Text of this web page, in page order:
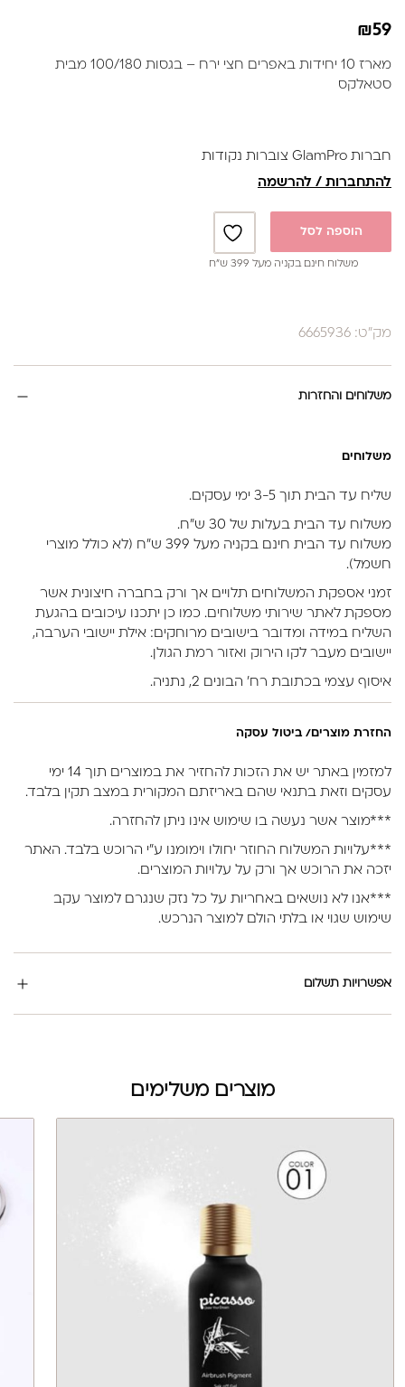
₪59
מארז 10 יחידות באפרים חצי ירח – בגסות 100/180 מבית
סטאלקס
חברות GlamPro צוברות נקודות
להתחברות / להרשמה
הוספה לסל
משלוח חינם בקניה מעל 399 ש”ח
מק"ט: 6665936
משלוחים והחזרות
משלוחים
שליח עד הבית תוך 3-5 ימי עסקים.
משלוח עד הבית בעלות של 30 ש״ח.
משלוח עד הבית חינם בקניה מעל 399 ש״ח (לא כולל מוצרי
חשמל).
זמני אספקת המשלוחים תלויים אך ורק בחברה חיצונית אשר
מספקת לאתר שירותי משלוחים. כמו כן יתכנו עיכובים בהגעת
השליח במידה ומדובר בישובים מרוחקים: אילת יישובי הערבה,
יישובים מעבר לקו הירוק ואזור רמת הגולן.
איסוף עצמי בכתובת רח’ הבונים 2, נתניה.
החזרת מוצרים/ ביטול עסקה
למזמין באתר יש את הזכות להחזיר את במוצרים תוך 14 ימי
עסקים וזאת בתנאי שהם באריזתם המקורית במצב תקין בלבד.
***מוצר אשר נעשה בו שימוש אינו ניתן להחזרה.
***עלויות המשלוח החוזר יחולו וימומנו ע”י הרוכש בלבד. האתר
יזכה את הרוכש אך ורק על עלויות המוצרים.
***אנו לא נושאים באחריות על כל נזק שנגרם למוצר עקב
שימוש שגוי או בלתי הולם למוצר הנרכש.
אפשרויות תשלום
מוצרים משלימים